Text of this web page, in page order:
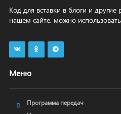
Код для вставки в блоги и
нашем сайте, можно использовать
Меню
Программа передач